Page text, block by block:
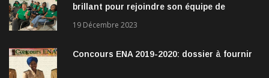
brillant pour rejoindre son équipe de
19 Décembre 2023
Concours ENA 2019-2020: dossier à fournir